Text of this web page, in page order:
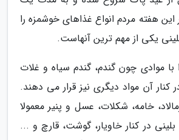
این هفته مردم انواع غذاهای خوشمزه را
یکی از مهم ترین آنهاست.
با موادی چون گندم، گندم سیاه و غلات
کنار آن مواد دیگری نیز قرار می دهند.
خامه، شکلات، عسل و پنیر معمولا
در کنار خاویار، گوشت، قارچ و ...